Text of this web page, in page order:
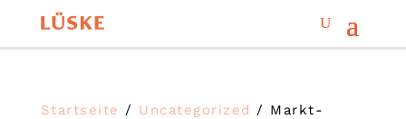
Startseite / Uncategorized / Markt-